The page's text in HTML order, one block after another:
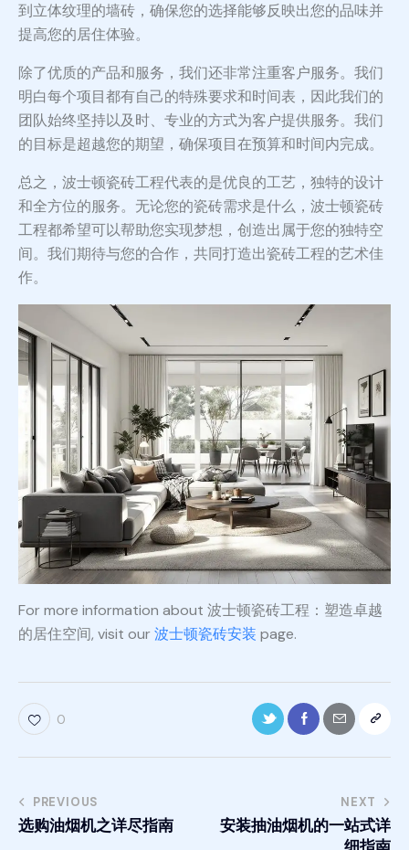
到立体纹理的墙砖，确保您的选择能够反映出您的品味并
提高您的居住体验。
除了优质的产品和服务，我们还非常注重客户服务。我们
明白每个项目都有自己的特殊要求和时间表，因此我们的
团队始终坚持以及时、专业的方式为客户提供服务。我们
的目标是超越您的期望，确保项目在预算和时间内完成。
总之，波士顿瓷砖工程代表的是优良的工艺，独特的设计
和全方位的服务。无论您的瓷砖需求是什么，波士顿瓷砖
工程都希望可以帮助您实现梦想，创造出属于您的独特空
间。我们期待与您的合作，共同打造出瓷砖工程的艺术佳
作。
For more information about 波士顿瓷砖工程：塑造卓越
的居住空间, visit our波士顿瓷砖安装 page.
0
PREVIOUS
选购油烟机之详尽指南
NEXT
安装抽油烟机的一站式详